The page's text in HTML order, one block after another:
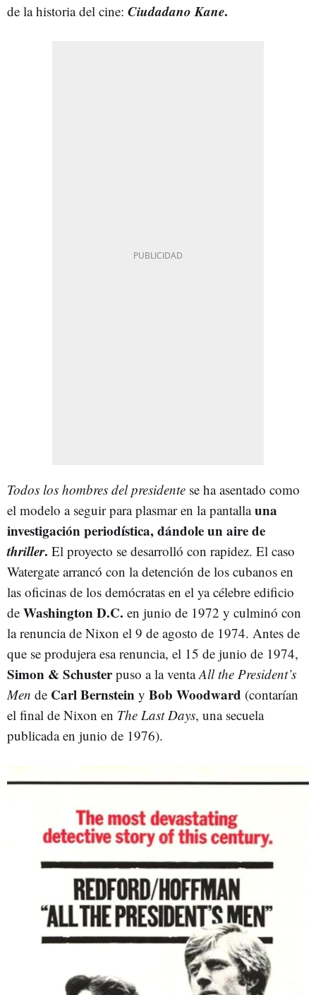
de la historia del cine: Ciudadano Kane.
Todos los hombres del presidente se ha asentado como
el modelo a seguir para plasmar en la pantallauna
investigación periodística, dándole un aire de
thriller. El proyecto se desarrolló con rapidez. El caso
Watergate arrancó con la detención de los cubanos en
las oficinas de los demócratas en el ya célebre edificio
de Washington D.C. en junio de 1972 y culminó con
la renuncia de Nixon el 9 de agosto de 1974. Antes de
que se produjera esa renuncia, el 15 de junio de 1974,
Simon & Schusterpuso a la ventaAll the President’s
Men de Carl Bernstein y Bob Woodward (contarían
el final de Nixon en The Last Days, una secuela
publicada en junio de 1976).